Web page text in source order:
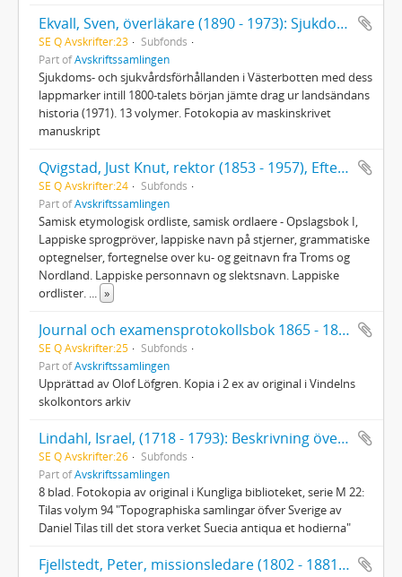
Ekvall, Sven, överläkare (1890 - 1973): Sjukdoms- och sjukvårdsförhållanden i Västerbotten...
SE Q Avskrifter:23
Subfonds
Part ofAvskriftssamlingen
Sjukdoms- och sjukvårdsförhållanden i Västerbotten med dess
lappmarker intill 1800-talets början jämte drag ur landsändans
historia (1971). 13 volymer. Fotokopia av maskinskrivet
manuskript
Qvigstad, Just Knut, rektor (1853 - 1957), Efterlatte papier
SE Q Avskrifter:24
Subfonds
Part ofAvskriftssamlingen
Samisk etymologisk ordliste, samisk ordlaere - Opslagsbok I,
Lappiske sprogpröver, lappiske navn på stjerner, grammatiske
optegnelser, fortegnelse over ku- og geitnavn fra Troms og
Nordland. Lappiske personnavn og slektsnavn. Lappiske
ordlister.
»
Journal och examensprotokollsbok 1865 - 1880 för Vindelns kommun
SE Q Avskrifter:25
Subfonds
Part ofAvskriftssamlingen
Upprättad av Olof Löfgren. Kopia i 2 ex av original i Vindelns
skolkontors arkiv
Lindahl, Israel, (1718 - 1793): Beskrivning över Umeå socken och stad 1771
SE Q Avskrifter:26
Subfonds
Part ofAvskriftssamlingen
8 blad. Fotokopia av original i Kungliga biblioteket, serie M 22:
Tilas volym 94 "Topographiska samlingar öfver Sverige av
Daniel Tilas till det stora verket Suecia antiqua et hodierna"
Fjellstedt, Peter, missionsledare (1802 - 1881), Reseberättelse från Lappland 1857